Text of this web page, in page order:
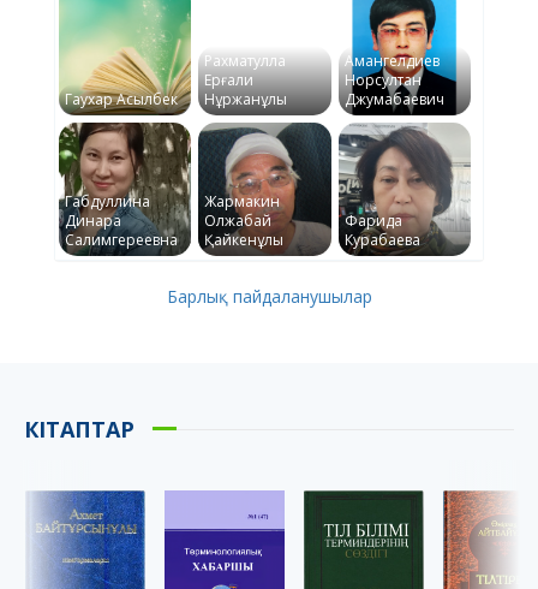
Гаухар Асылбек
Рахматулла
Ерғали
Нұржанұлы
Амангелдиев
Норсултан
Джумабаевич
Габдуллина
Динара
Салимгереевна
Жармакин
Олжабай
Қайкенұлы
Фарида
Курабаева
Барлық пайдаланушылар
КІТАПТАР